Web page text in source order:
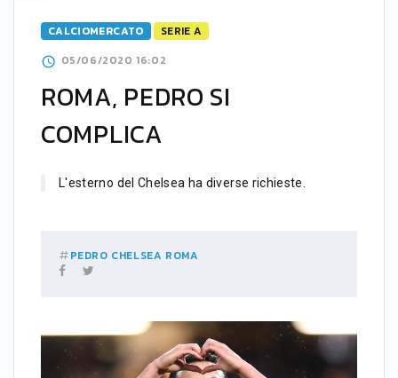
CALCIOMERCATO
SERIE A
05/06/2020 16:02
ROMA, PEDRO SI
COMPLICA
L'esterno del Chelsea ha diverse richieste.
PEDRO CHELSEA ROMA